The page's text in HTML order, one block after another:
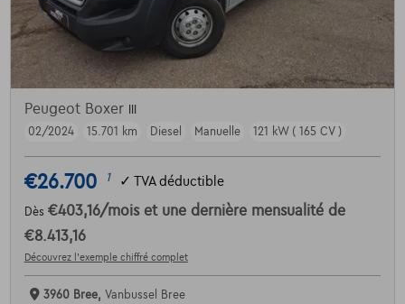
Peugeot Boxer
02/2024
15.701 km Diesel Manuelle 121 kW ( 165 CV )
€26.700 1 ✓ TVA déductible
Dès €403,16/mois et une dernière mensualité de
€8.413,16
Découvrez l’exemple chiffré complet
3960 Bree, Vanbussel Bree